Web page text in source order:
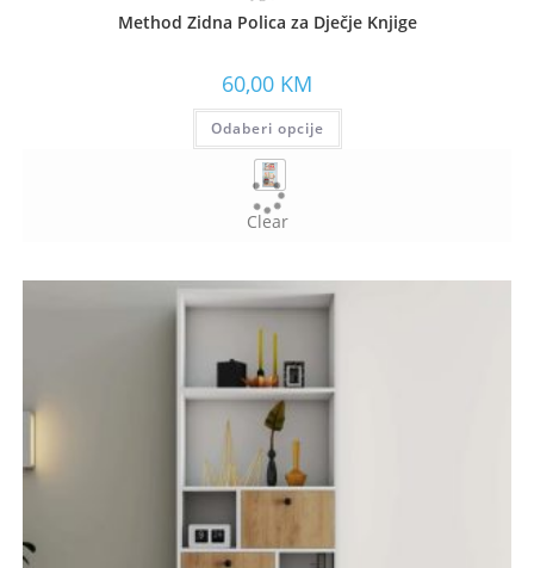
Method Zidna Polica za Dječje Knjige
60,00 KM
Odaberi opcije
Clear